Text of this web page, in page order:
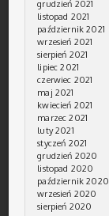
grudzień 2021
listopad 2021
październik 2021
wrzesień 2021
sierpień 2021
lipiec 2021
czerwiec 2021
maj 2021
kwiecień 2021
marzec 2021
luty 2021
styczeń 2021
grudzień 2020
listopad 2020
październik 2020
wrzesień 2020
sierpień 2020